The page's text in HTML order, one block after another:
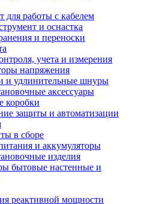
для работы с кабелем
и оснастка
и переноски
учета и измерения
напряжения
и удлинительные шнуры
аксессуары
коробки
защиты и автоматизации
в сборе
и аккумуляторы
изделия
бытовые настенные и
реактивной мощности